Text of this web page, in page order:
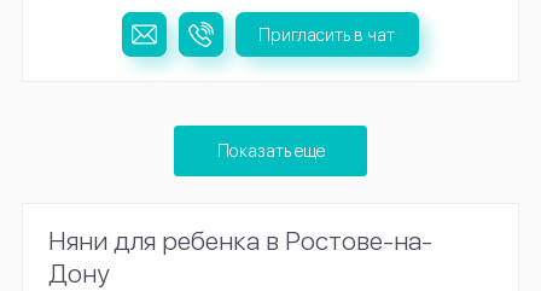
Пригласить в чат
Показать еще
Няни для ребенка в Ростове-на-
Дону